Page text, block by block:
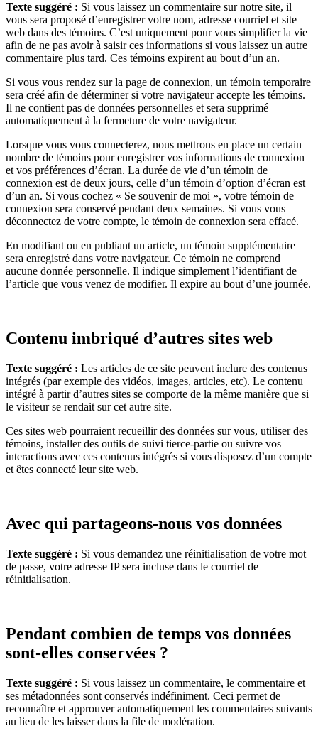
Texte suggéré : Si vous laissez un commentaire sur notre site, il
vous sera proposé d’enregistrer votre nom, adresse courriel et site
web dans des témoins. C’est uniquement pour vous simplifier la vie
afin de ne pas avoir à saisir ces informations si vous laissez un autre
commentaire plus tard. Ces témoins expirent au bout d’un an.
Si vous vous rendez sur la page de connexion, un témoin temporaire
sera créé afin de déterminer si votre navigateur accepte les témoins.
Il ne contient pas de données personnelles et sera supprimé
automatiquement à la fermeture de votre navigateur.
Lorsque vous vous connecterez, nous mettrons en place un certain
nombre de témoins pour enregistrer vos informations de connexion
et vos préférences d’écran. La durée de vie d’un témoin de
connexion est de deux jours, celle d’un témoin d’option d’écran est
d’un an. Si vous cochez « Se souvenir de moi », votre témoin de
connexion sera conservé pendant deux semaines. Si vous vous
déconnectez de votre compte, le témoin de connexion sera effacé.
En modifiant ou en publiant un article, un témoin supplémentaire
sera enregistré dans votre navigateur. Ce témoin ne comprend
aucune donnée personnelle. Il indique simplement l’identifiant de
l’article que vous venez de modifier. Il expire au bout d’une journée.
Contenu imbriqué d’autres sites web
Texte suggéré : Les articles de ce site peuvent inclure des contenus
intégrés (par exemple des vidéos, images, articles, etc). Le contenu
intégré à partir d’autres sites se comporte de la même manière que si
le visiteur se rendait sur cet autre site.
Ces sites web pourraient recueillir des données sur vous, utiliser des
témoins, installer des outils de suivi tierce-partie ou suivre vos
interactions avec ces contenus intégrés si vous disposez d’un compte
et êtes connecté leur site web.
Avec qui partageons-nous vos données
Texte suggéré : Si vous demandez une réinitialisation de votre mot
de passe, votre adresse IP sera incluse dans le courriel de
réinitialisation.
Pendant combien de temps vos données
sont-elles conservées ?
Texte suggéré : Si vous laissez un commentaire, le commentaire et
ses métadonnées sont conservés indéfiniment. Ceci permet de
reconnaître et approuver automatiquement les commentaires suivants
au lieu de les laisser dans la file de modération.